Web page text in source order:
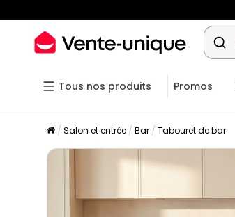
Tous nos produits Promos
Salon et entrée Bar Tabouret de bar